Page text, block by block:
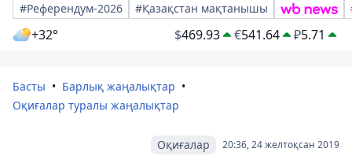
#Референдум-2026
#Қазақстан мақтанышы
+32° $469.93 €541.64 ₽5.71
Басты
Барлық жаңалықтар
Оқиғалар туралы жаңалықтар
20:36, 24 желтоқсан 2019
Оқиғалар